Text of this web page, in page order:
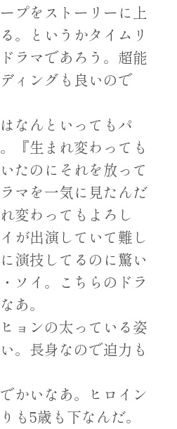
プをストーリーに上
。というかタイムリ
ラマであろう。超能
ィングも良いので
なんといってもパ
『生まれ変わっても
たのにそれを放って
マを一気に見たんだ
変わってもよろし
が出演していて難し
演技してるのに驚い
ソイ。こちらのドラ
あ。
ョンの太っている姿
。長身なので迫力も
かいなあ。ヒロイン
も5歳も下なんだ。